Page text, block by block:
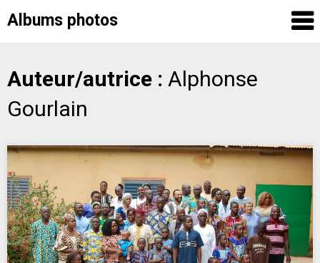
Albums photos
Skip
content
Auteur/autrice : Alphonse
Gourlain